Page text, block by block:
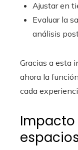
Ajustar en
Evaluar la
análisis
Gracias a esta
ahora la
cada